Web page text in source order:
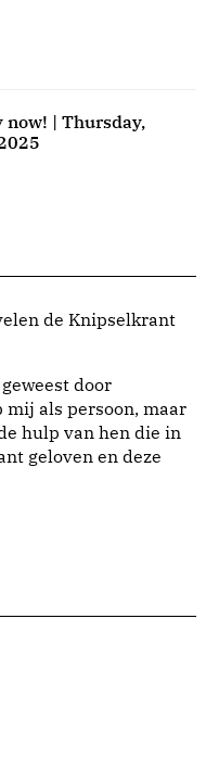
now! | Thursday,
de Knipselkrant
door
mij als persoon, maar
hulp van hen die in
geloven en deze